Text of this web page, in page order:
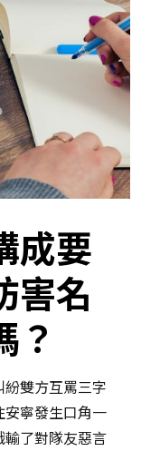
成要
害名
？
雙方互罵三字
寧發生口角一
了對隊友惡言